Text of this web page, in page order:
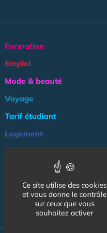
Formation
Emploi
Mode & beauté
Voyage
Tarif étudiant
Logement
Association
NOS AUTRES SITES :
Ce site utilise des cookies
et vous donne le contrôle
sur ceux que vous
souhaitez activer